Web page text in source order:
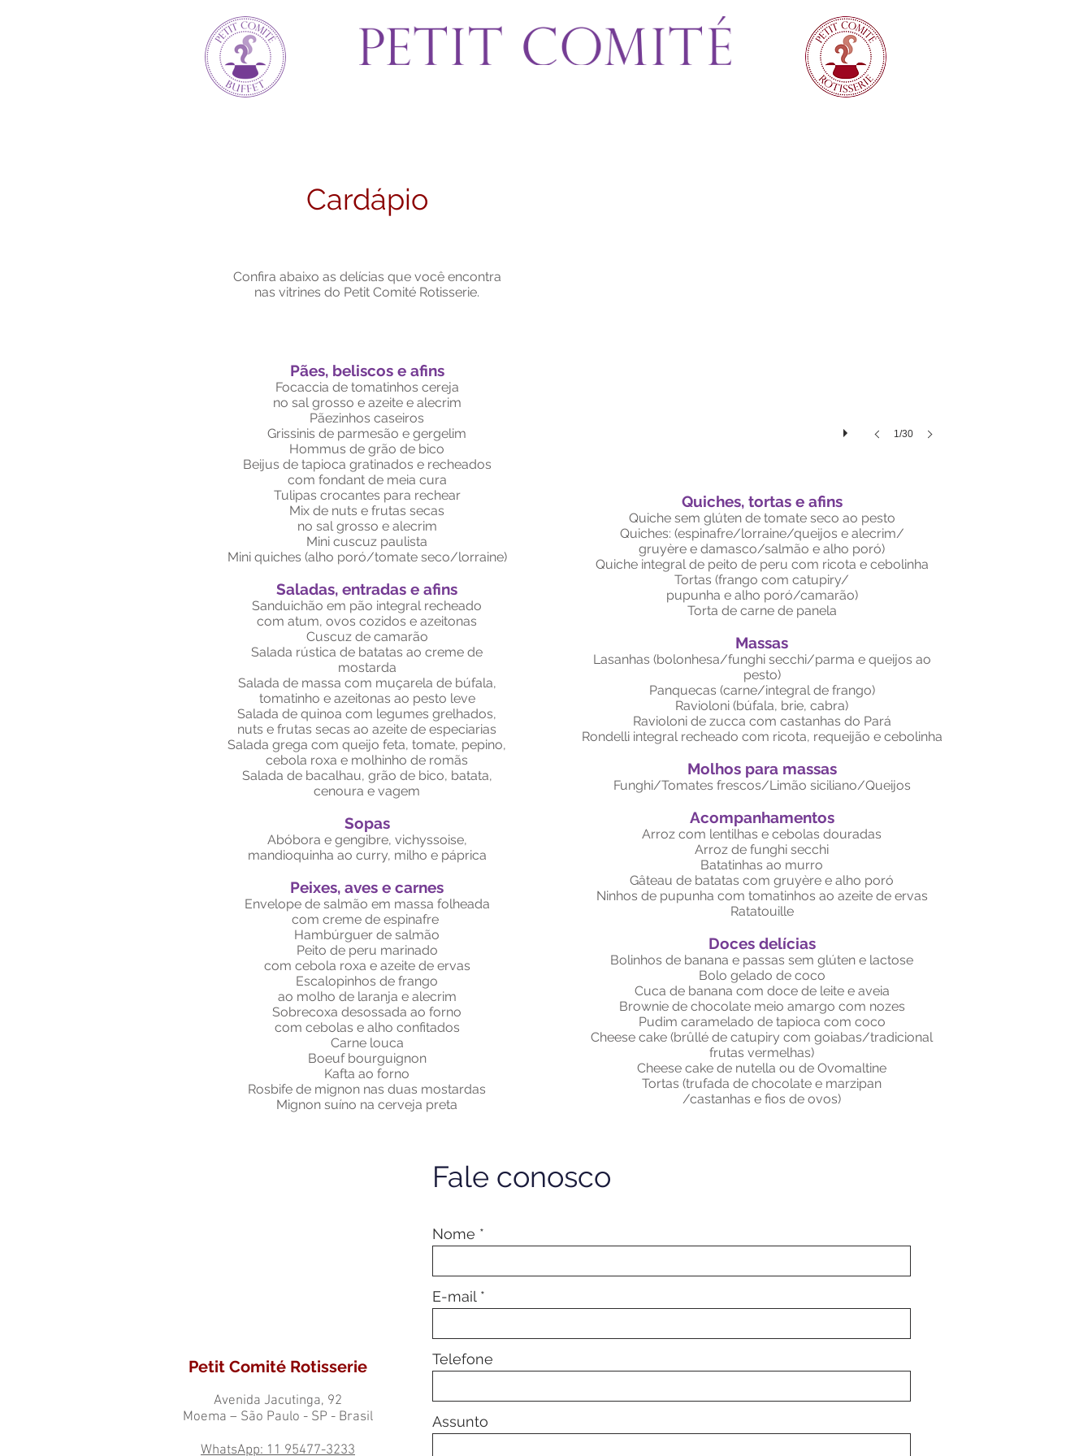
Cardápio
Confira abaixo as delícias que você encontra
nas vitrines do Petit Comité Rotisserie.
Pães, beliscos e afins
Focaccia de tomatinhos cereja
no sal grosso e azeite e alecrim
Pãezinhos caseiros
Grissinis de parmesão e gergelim
Hommus de grão de bico
Beijus de tapioca gratinados e recheados
com fondant de meia cura
Tulipas crocantes para rechear
Mix de nuts e frutas secas
no sal grosso e alecrim
Mini cuscuz paulista
Mini quiches (alho poró/tomate seco/lorraine)
Saladas, entradas e afins
Sanduichão em pão integral recheado
com atum, ovos cozidos e azeitonas
Cuscuz de camarão
Salada rústica de batatas ao creme de
mostarda
Salada de massa com muçarela de búfala,
tomatinho e azeitonas ao pesto leve
Salada de quinoa com legumes grelhados,
nuts e frutas secas ao azeite de especiarias
Salada grega com queijo feta, tomate, pepino,
cebola roxa e molhinho de romãs
Salada de bacalhau, grão de bico, batata,
cenoura e vagem
Sopas
Abóbora e gengibre, vichyssoise,
mandioquinha ao curry, milho e páprica
Peixes, aves e carnes
Envelope de salmão em massa folheada
com creme de espinafre
Hambúrguer de salmão
Peito de peru marinado
com cebola roxa e azeite de ervas
Escalopinhos de frango
ao molho de laranja e alecrim
Sobrecoxa desossada ao forno
com cebolas e alho confitados
Carne louca
Boeuf bourguignon
Kafta ao forno
Rosbife de mignon nas duas mostardas
Mignon suíno na cerveja preta
1/30
Quiches, tortas e afins
Quiche sem glúten de tomate seco ao pesto
Quiches: (espinafre/lorraine/queijos e alecrim/
gruyère e damasco/salmão e alho poró)
Quiche integral de peito de peru com ricota e cebolinha
Tortas (frango com catupiry/
pupunha e alho poró/camarão)
Torta de carne de panela
Massas
Lasanhas (bolonhesa/funghi secchi/parma e queijos ao
pesto)
Panquecas (carne/integral de frango)
Ravioloni (búfala, brie, cabra)
Ravioloni de zucca com castanhas do Pará
Rondelli integral recheado com ricota, requeijão e cebolinha
Molhos para massas
Funghi/Tomates frescos/Limão siciliano/Queijos
Acompanhamentos
Arroz com lentilhas e cebolas douradas
Arroz de funghi secchi
Batatinhas ao murro
Gâteau de batatas com gruyère e alho poró
Ninhos de pupunha com tomatinhos ao azeite de ervas
Ratatouille
Doces delícias
Bolinhos de banana e passas sem glúten e lactose
Bolo gelado de coco
Cuca de banana com doce de leite e aveia
Brownie de chocolate meio amargo com nozes
Pudim caramelado de tapioca com coco
Cheese cake (brûllé de catupiry com goiabas/tradicional
frutas vermelhas)
Cheese cake de nutella ou de Ovomaltine
Tortas (trufada de chocolate e marzipan
/castanhas e fios de ovos)
Petit Comité Rotisserie
Avenida Jacutinga, 92
Moema – São Paulo - SP - Brasil
WhatsApp: 11 95477-3233
Fale conosco
Nome
E-mail
Telefone
Assunto